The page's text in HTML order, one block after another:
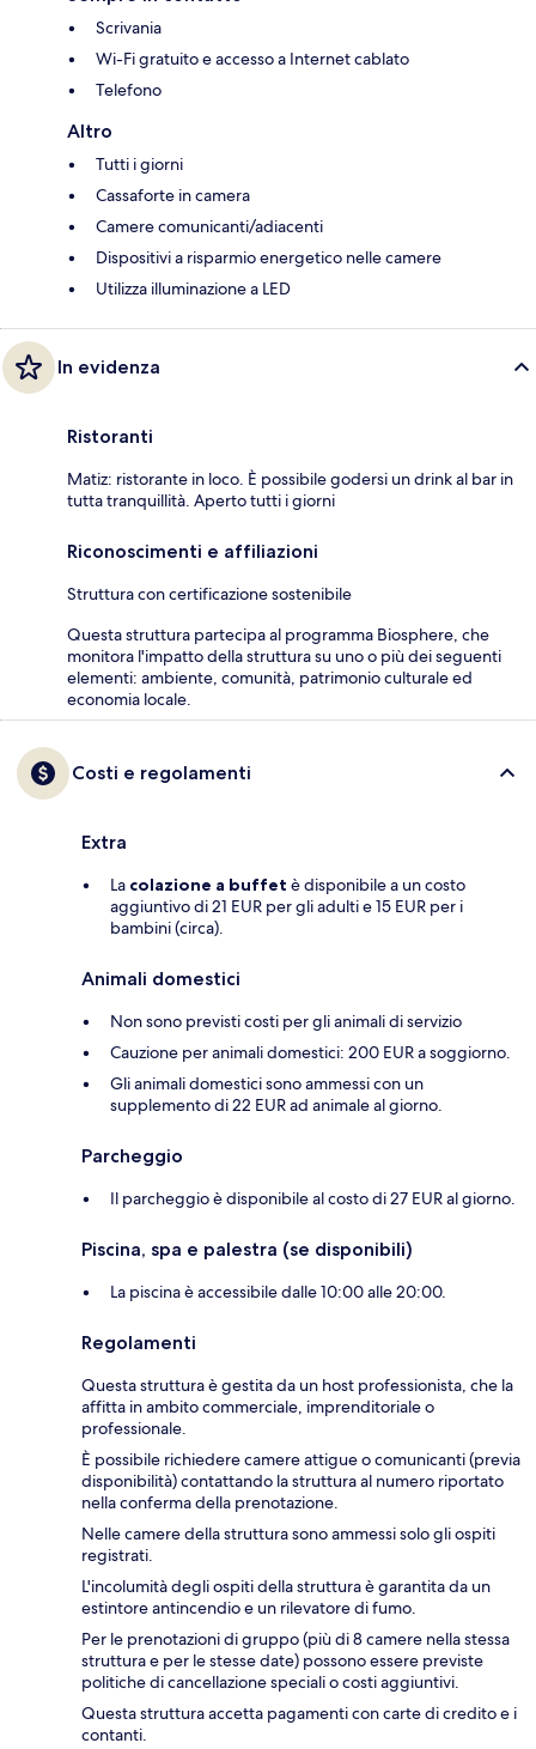
Scrivania
Wi-Fi gratuito e accesso a Internet cablato
Telefono
Altro
Tutti i giorni
Cassaforte in camera
Camere comunicanti/adiacenti
Dispositivi a risparmio energetico nelle camere
Utilizza illuminazione a LED
In evidenza
Ristoranti
Matiz: ristorante in loco. È possibile godersi un drink al bar in
tutta tranquillità. Aperto tutti i giorni
Riconoscimenti e affiliazioni
Struttura con certificazione sostenibile
Questa struttura partecipa al programma Biosphere, che
monitora l'impatto della struttura su uno o più dei seguenti
elementi: ambiente, comunità, patrimonio culturale ed
economia locale.
Costi e regolamenti
Extra
La colazione a buffet è disponibile a un costo
aggiuntivo di 21 EUR per gli adulti e 15 EUR per i
bambini (circa).
Animali domestici
Non sono previsti costi per gli animali di servizio
Cauzione per animali domestici: 200 EUR a soggiorno.
Gli animali domestici sono ammessi con un
supplemento di 22 EUR ad animale al giorno.
Parcheggio
Il parcheggio è disponibile al costo di 27 EUR al giorno.
Piscina, spa e palestra (se disponibili)
La piscina è accessibile dalle 10:00 alle 20:00.
Regolamenti
Questa struttura è gestita da un host professionista, che la
affitta in ambito commerciale, imprenditoriale o
professionale.
È possibile richiedere camere attigue o comunicanti (previa
disponibilità) contattando la struttura al numero riportato
nella conferma della prenotazione.
Nelle camere della struttura sono ammessi solo gli ospiti
registrati.
L'incolumità degli ospiti della struttura è garantita da un
estintore antincendio e un rilevatore di fumo.
Per le prenotazioni di gruppo (più di 8 camere nella stessa
struttura e per le stesse date) possono essere previste
politiche di cancellazione speciali o costi aggiuntivi.
Questa struttura accetta pagamenti con carte di credito e i
contanti.